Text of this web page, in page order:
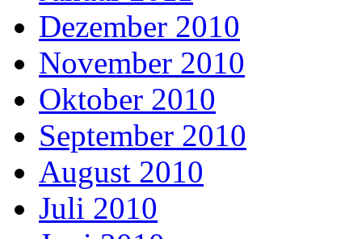
Dezember 2010
November 2010
Oktober 2010
September 2010
August 2010
Juli 2010